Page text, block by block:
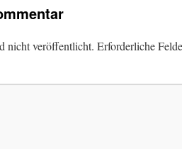
nicht veröffentlicht. Erforderliche